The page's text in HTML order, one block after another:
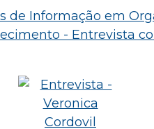
de Informação em
- Entrevista